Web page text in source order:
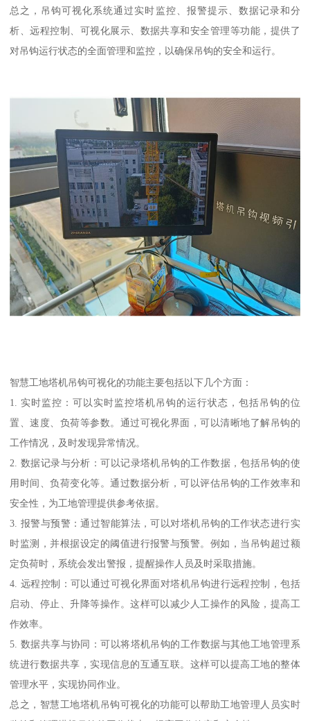
总之，吊钩可视化系统通过实时监控、报警提示、数据记录和分
析、远程控制、可视化展示、数据共享和安全管理等功能，提供了
对吊钩运行状态的全面管理和监控，以确保吊钩的安全和运行。
智慧工地塔机吊钩可视化的功能主要包括以下几个方面：
1. 实时监控：可以实时监控塔机吊钩的运行状态，包括吊钩的位
置、速度、负荷等参数。通过可视化界面，可以清晰地了解吊钩的
工作情况，及时发现异常情况。
2. 数据记录与分析：可以记录塔机吊钩的工作数据，包括吊钩的使
用时间、负荷变化等。通过数据分析，可以评估吊钩的工作效率和
安全性，为工地管理提供参考依据。
3. 报警与预警：通过智能算法，可以对塔机吊钩的工作状态进行实
时监测，并根据设定的阈值进行报警与预警。例如，当吊钩超过额
定负荷时，系统会发出警报，提醒操作人员及时采取措施。
4. 远程控制：可以通过可视化界面对塔机吊钩进行远程控制，包括
启动、停止、升降等操作。这样可以减少人工操作的风险，提高工
作效率。
5. 数据共享与协同：可以将塔机吊钩的工作数据与其他工地管理系
统进行数据共享，实现信息的互通互联。这样可以提高工地的整体
管理水平，实现协同作业。
总之，智慧工地塔机吊钩可视化的功能可以帮助工地管理人员实时